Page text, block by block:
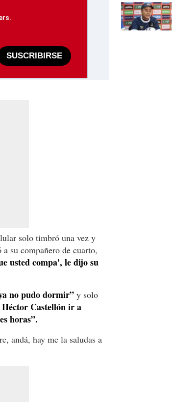
SUSCRIBIRSE
solo timbró una vez y
su compañero de cuarto,
usted compa', le dijo su
no pudo dormir” y solo
Héctor Castellón ir a
horas”.
andá, hay me la saludas a